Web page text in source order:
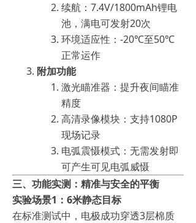
续航：7.4V/1800mAh锂电
池，满电可发射20次
环境适应性：-20℃至50℃
正常运作
附加功能
激光瞄准器：提升夜间瞄准
精度
高清录像模块：支持1080P
现场记录
电弧震慑模式：无需发射即
可产生可见电弧威慑
三、功能实测：精准与安全的平衡
实验场景1：6米静态目标
在标准测试中，电极成功穿透3层棉质